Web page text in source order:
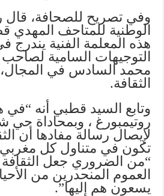
وفي تصريح للصحافة،
الوطنية للمتاحف
هذه المعلمة الفنية يندرج
التوجيهات السامية لصاحب
محمد السادس في
الثقافة.
وتابع السيد قطبي أنه “في
روتيمبورغ ، وبمحاداة
لإيصال رسالة مفادها أن
تكون في متناول كل
“من الضروري جعل
العموم المنحدرين من
يسعون هم إليها”.